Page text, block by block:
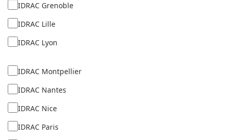
IDRAC Grenoble
IDRAC Lille
IDRAC Lyon
IDRAC Montpellier
IDRAC Nantes
IDRAC Nice
IDRAC Paris